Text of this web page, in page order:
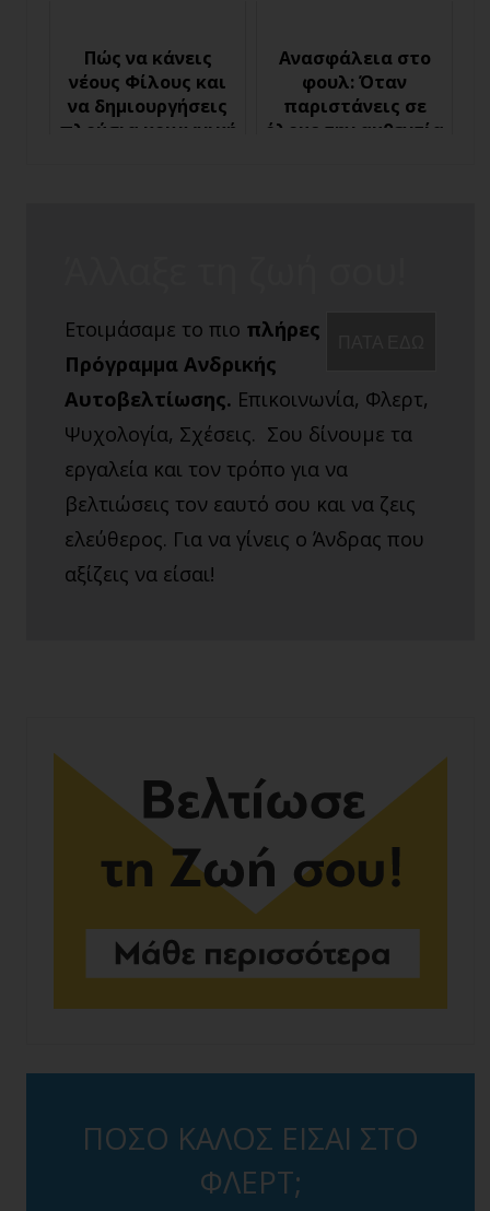
Πώς να κάνεις
νέους Φίλους και
να δημιουργήσεις
πλούσια κοινωνική
Ανασφάλεια στο
φουλ: Όταν
παριστάνεις σε
όλους την αυθεντία
Ετοιμάσαμε το πιο πλήρες
Πρόγραμμα Ανδρικής
Αυτοβελτίωσης. Επικοινωνία, Φλερτ,
Ψυχολογία, Σχέσεις. Σου δίνουμε τα
εργαλεία και τον τρόπο για να
βελτιώσεις τον εαυτό σου και να ζεις
ελεύθερος. Για να γίνεις ο Άνδρας που
αξίζεις να είσαι!
ΠΟΣΟ ΚΑΛΟΣ ΕΙΣΑΙ ΣΤΟ
ΦΛΕΡΤ;